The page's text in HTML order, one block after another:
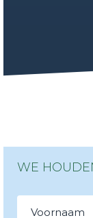
WE